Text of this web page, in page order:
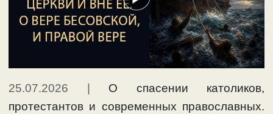
25.07.2026
О спасении католиков,
протестантов и современных православных.